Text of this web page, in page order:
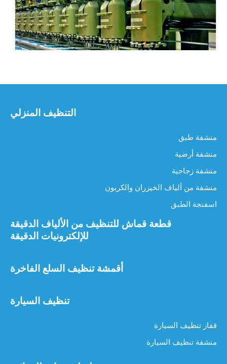
كيفية استخدام قطعة قماش من الألياف الدقيقة للتنظيف
هل الأقمشة المصنوعة من الألياف الدقيقة جيدة لتنظيف النظارات؟
التنظيف المنزلي
منشفة طبق
منشفة أرضية
منشفة زجاجية
منشفة من ألياف الخيزران والكربون
اسفنجة الطبق
قطعة قماش للتنظيف من الألياف الدقيقة
للإلكترونيات الدقيقة
أقمشة تنظيف السلع الفاخرة
تنظيف السيارة
قفاز تنظيف السيارة
منشفة تنظيف السيارة